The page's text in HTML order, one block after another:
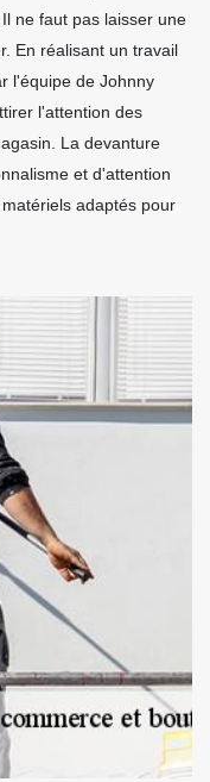
ne faut pas laisser une
En réalisant un travail
l'équipe de Johnny
l'attention des
La devanture
et d'attention
adaptés pour